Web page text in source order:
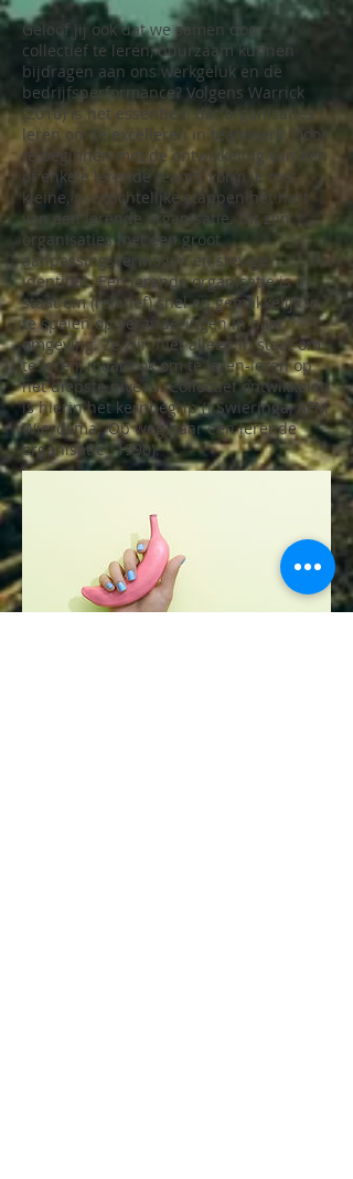
Geloof jij ook dat we samen door
collectief te leren, duurzaam kunnen
bijdragen aan ons werkgeluk en de
bedrijfsperformance? Volgens Warrick
(2016) is het essentieel dat organisaties
leren om te excelleren in teamwerk. Door
te beginnen met de ontwikkeling van één
of enkele lerende teams, vorm je met
kleine, overzichtelijke stappen het hart
van een lerende organisatie. Dit zijn
organisaties met een groot
aanpassingsvermogen en stevige
identiteit. Een lerende organisatie is in
staat om (relatief) snel en gemakkelijk in
te spelen op veranderingen in haar
omgeving. Ze zijn niet alleen in staat om
te leren, maar ook om te leren-leren op
het diepste niveau. Collectief ontwikkelen
is hierin het kernbegrip (J Swieringa, AFM
Wierdsma, 'Op weg naar een lerende
organisatie', 1990).